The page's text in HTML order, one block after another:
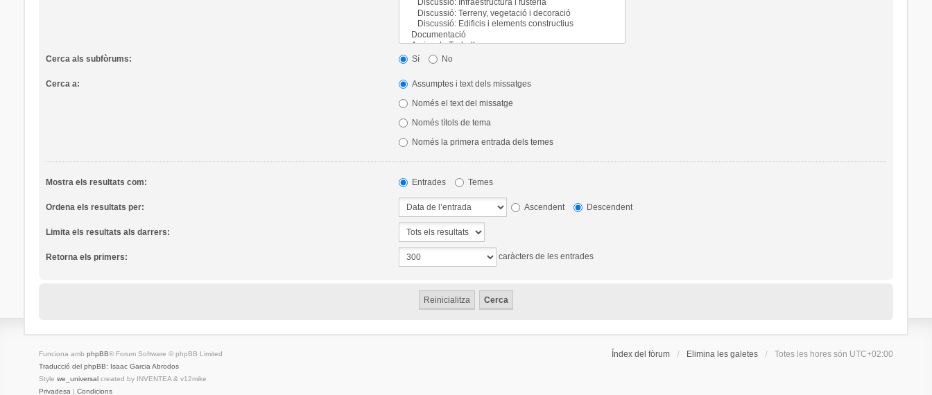
Cerca als subfòrums: Sí No
Cerca a:
Assumptes i text dels missatges
Només el text del missatge
Només títols de tema
Només la primera entrada dels temes
Mostra els resultats com: Entrades Temes
Ordena els resultats per: Ascendent Descendent
Limita els resultats als darrers:
Retorna els primers: caràcters de les entrades
Índex del fòrum Elimina les galetes Totes les hores són UTC+02:00
Funciona amb phpBB® Forum Software © phpBB Limited
Traducció del phpBB: Isaac Garcia Abrodos
Style we_universalcreated by INVENTEA & v12mike
Privadesa | Condicions